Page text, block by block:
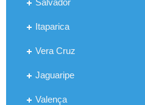
Itaparica
Vera Cruz
Jaguaripe
Valença